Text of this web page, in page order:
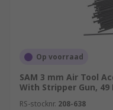
Op voorraad
SAM 3 mm Air Tool
With Stripper Gun, 49
RS-stocknr. 208-638